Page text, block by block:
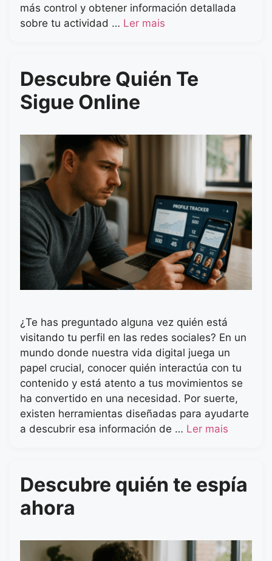
más control y obtener información detallada
sobre tu actividad … Ler mais
Descubre Quién Te
Sigue Online
¿Te has preguntado alguna vez quién está
visitando tu perfil en las redes sociales? En un
mundo donde nuestra vida digital juega un
papel crucial, conocer quién interactúa con tu
contenido y está atento a tus movimientos se
ha convertido en una necesidad. Por suerte,
existen herramientas diseñadas para ayudarte
a descubrir esa información de … Ler mais
Descubre quién te espía
ahora